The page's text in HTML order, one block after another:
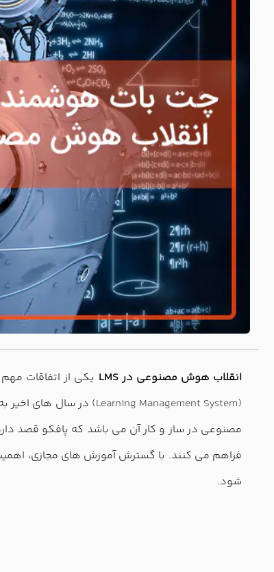
انقلاب هوش مصنوعی در LMS یکی از اتفاقات
(Learning Management System) در سال های اخیر
فراهم می کنند. با گسترش آموزش های مجازی،
شود.